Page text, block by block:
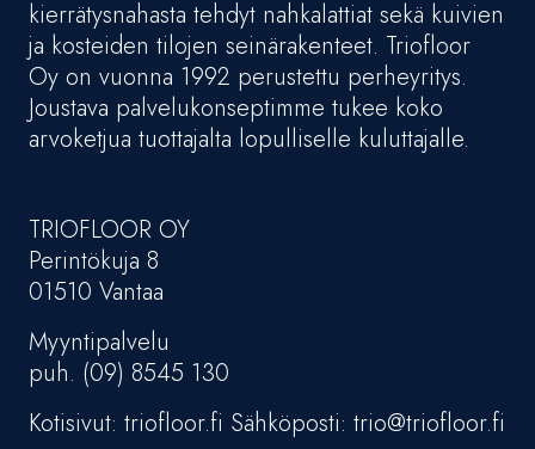
kierrätysnahasta tehdyt nahkalattiat sekä kuivien
ja kosteiden tilojen seinärakenteet. Triofloor
Oy on vuonna 1992 perustettu perheyritys.
Joustava palvelukonseptimme tukee koko
arvoketjua tuottajalta lopulliselle kuluttajalle.
TRIOFLOOR OY
Perintökuja 8
01510 Vantaa
Myyntipalvelu
puh. (09) 8545 130
Kotisivut: triofloor.fi Sähköposti: trio@triofloor.fi